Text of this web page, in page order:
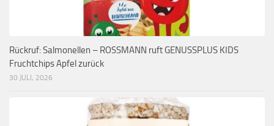
Rückruf: Salmonellen – ROSSMANN ruft GENUSSPLUS KIDS
Fruchtchips Apfel zurück
30 JULI, 2026